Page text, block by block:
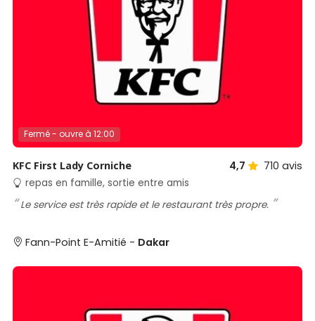
Fermé - ouvre à 12:00
KFC First Lady Corniche 4,7 710 avis
repas en famille, sortie entre amis
Le service est très rapide et le restaurant très propre.
Fann-Point E-Amitié - Dakar